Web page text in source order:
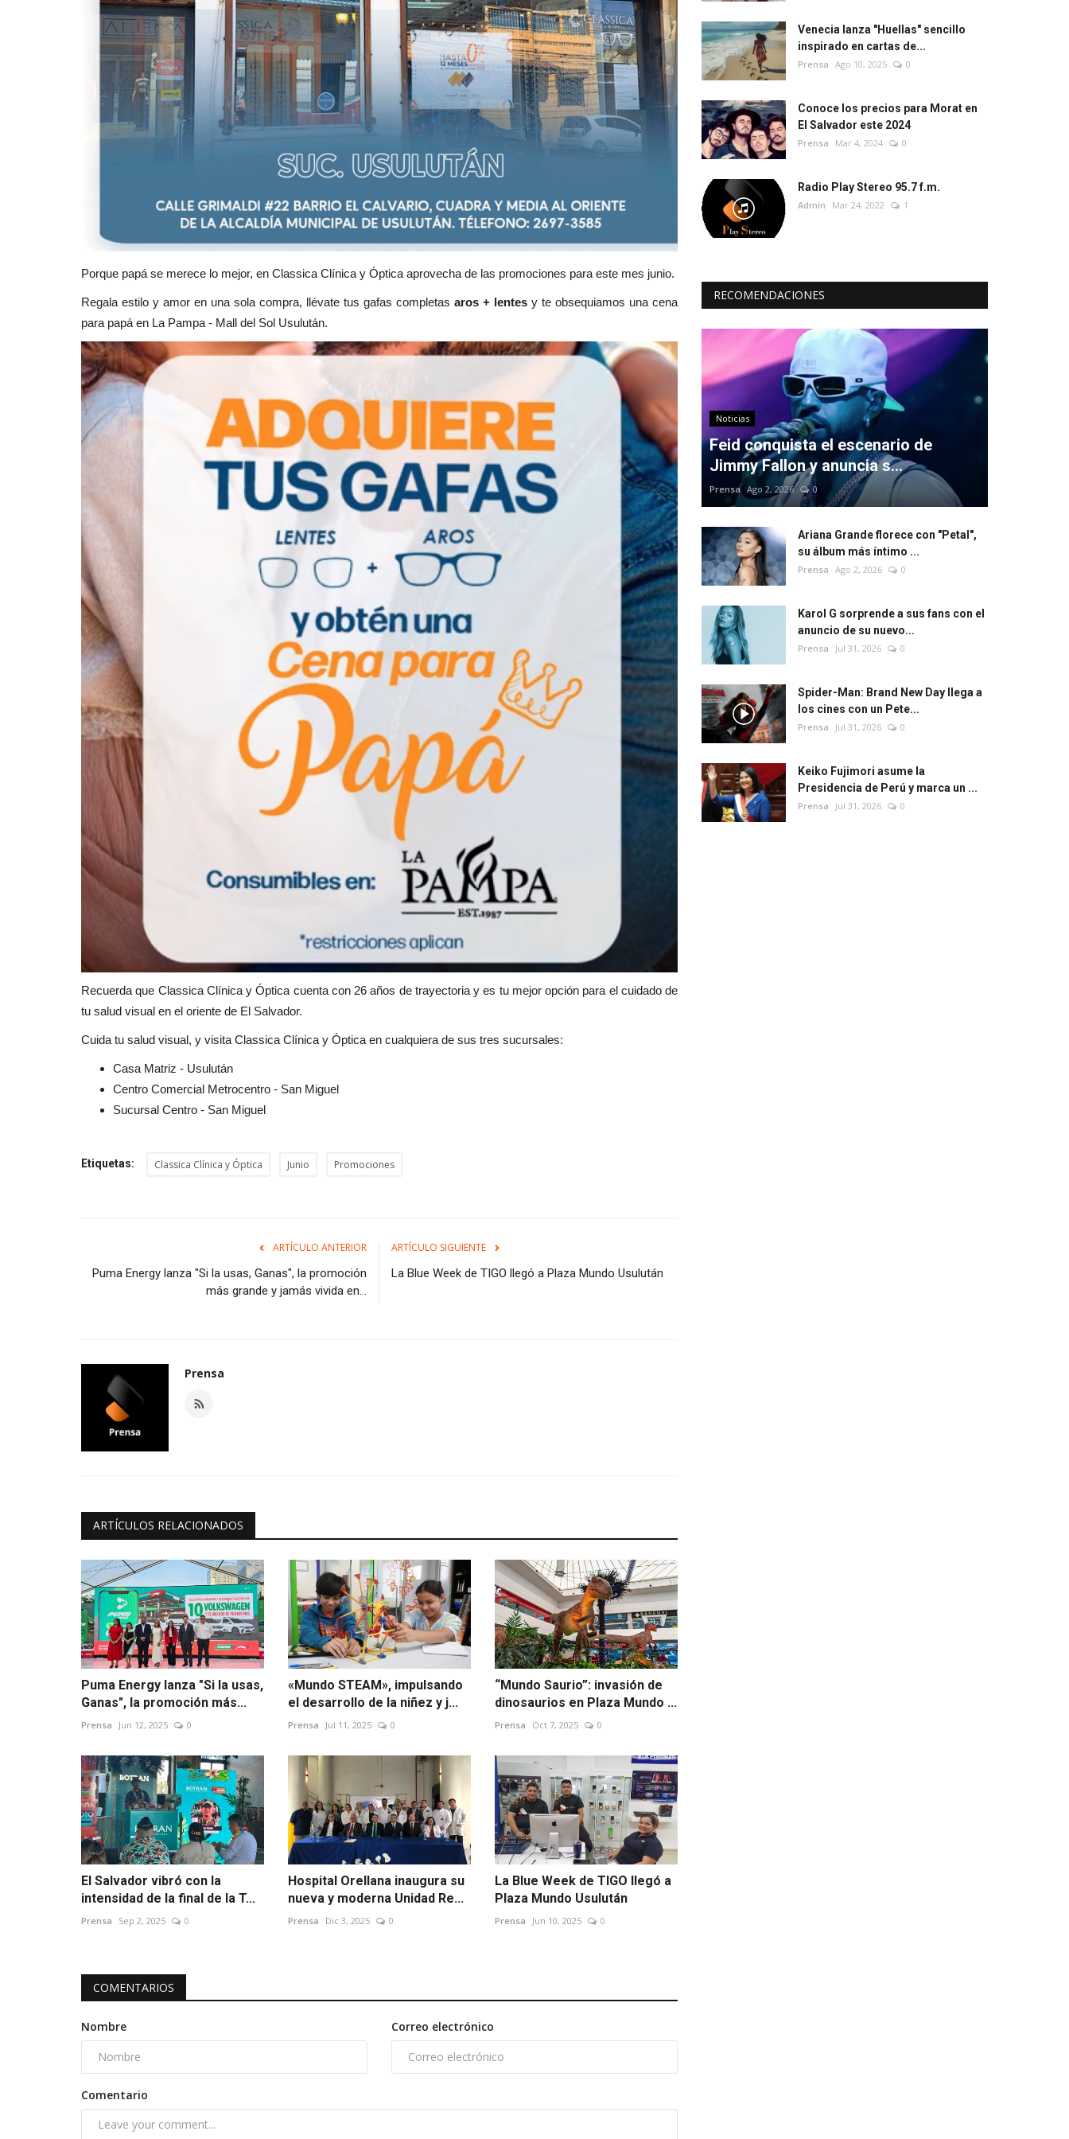
Porque papá se merece lo mejor, en Classica Clínica y Óptica aprovecha de las promociones para este mes junio.
Regala estilo y amor en una sola compra, llévate tus gafas completas aros + lentes y te obsequiamos una cena
para papá en La Pampa - Mall del Sol Usulután.
Recuerda que Classica Clínica y Óptica cuenta con 26 años de trayectoria y es tu mejor opción para el cuidado de
tu salud visual en el oriente de El Salvador.
Cuida tu salud visual, y visita Classica Clínica y Óptica en cualquiera de sus tres sucursales:
Casa Matriz - Usulután
Centro Comercial Metrocentro - San Miguel
Sucursal Centro - San Miguel
Etiquetas: Classica Clínica y Óptica Junio Promociones
ARTÍCULO ANTERIOR
Puma Energy lanza "Si la usas, Ganas", la promoción
más grande y jamás vivida en...
ARTÍCULO SIGUIENTE
La Blue Week de TIGO llegó a Plaza Mundo Usulután
Prensa
ARTÍCULOS RELACIONADOS
Puma Energy lanza "Si la usas,
Ganas", la promoción más...
Prensa Jun 12, 2025 0
«Mundo STEAM», impulsando
el desarrollo de la niñez y j...
Prensa Jul 11, 2025 0
“Mundo Saurio”: invasión de
dinosaurios en Plaza Mundo ...
Prensa Oct 7, 2025 0
El Salvador vibró con la
intensidad de la final de la T...
Prensa Sep 2, 2025 0
Hospital Orellana inaugura su
nueva y moderna Unidad Re...
Prensa Dic 3, 2025 0
La Blue Week de TIGO llegó a
Plaza Mundo Usulután
Prensa Jun 10, 2025 0
COMENTARIOS
Nombre Correo electrónico
Comentario
Venecia lanza "Huellas" sencillo
inspirado en cartas de...
Prensa Ago 10, 2025 0
Conoce los precios para Morat en
El Salvador este 2024
Prensa Mar 4, 2024 0
Radio Play Stereo 95.7 f.m.
Admin Mar 24, 2022 1
RECOMENDACIONES
Noticias
Feid conquista el escenario de
Jimmy Fallon y anuncia s...
Prensa Ago 2, 2026 0
Ariana Grande florece con "Petal",
su álbum más íntimo ...
Prensa Ago 2, 2026 0
Karol G sorprende a sus fans con el
anuncio de su nuevo...
Prensa Jul 31, 2026 0
Spider-Man: Brand New Day llega a
los cines con un Pete...
Prensa Jul 31, 2026 0
Keiko Fujimori asume la
Presidencia de Perú y marca un ...
Prensa Jul 31, 2026 0